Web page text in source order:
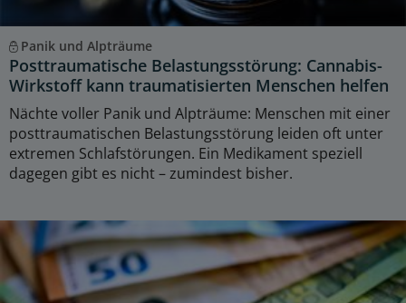
Panik und Alpträume
Posttraumatische Belastungsstörung: Cannabis-
Wirkstoff kann traumatisierten Menschen helfen
Nächte voller Panik und Alpträume: Menschen mit einer
posttraumatischen Belastungsstörung leiden oft unter
extremen Schlafstörungen. Ein Medikament speziell
dagegen gibt es nicht – zumindest bisher.